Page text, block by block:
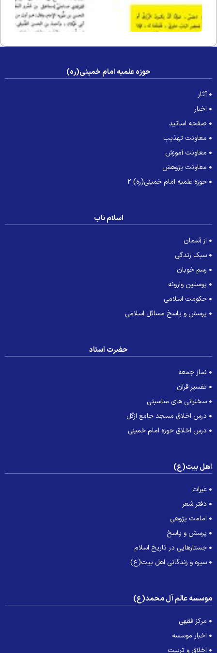
حوزه علمیه امام خمینی(ره)
آثار
اخبار
صفحه اساتید
معاونت تهذیب
معاونت آموزش
معاونت پژوهش
حوزه علمیه امام خمینی(ره) 2
اسلام ناب
از آسمان
سبک زندگی
رسم خوبان
پوستین وارونه
حکومت اسلامی
پرسش و پاسخ مسائل اسلامی
حضرت استاد
نماز جمعه
تفسیر قرآن
سخنرانی های مناسبتی
درس اخلاق مسجد جامع ازگل
درس اخلاق حوزه امام خمینی
بیت(ع)
عبرات
دفتر شعر
امامت پژوهی
پرسش و پاسخ
جستارهایی در تاریخ اسلام
سیره و زندگانی اهل بیت(ع)
عالم آل محمد(ع)
مرکز فقهی
اخبار موسسه
اخلاق و تربیت